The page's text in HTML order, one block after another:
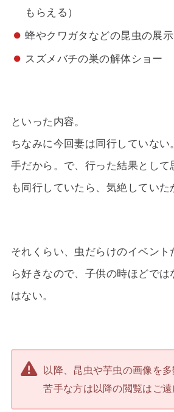
もらえる）
蜂やクワガタなどの昆虫の展示
スズメバチの巣の解体ショー
といった内容。
ちなみに今回妻は同行していない
手だから。で、行った結果として
も同行していたら、気絶していた
それくらい、虫だらけのイベント
ら好きなので、子供の時ほどで
はない。
以降、昆虫や芋虫の画像を多
苦手な方は以降の閲覧はご遠